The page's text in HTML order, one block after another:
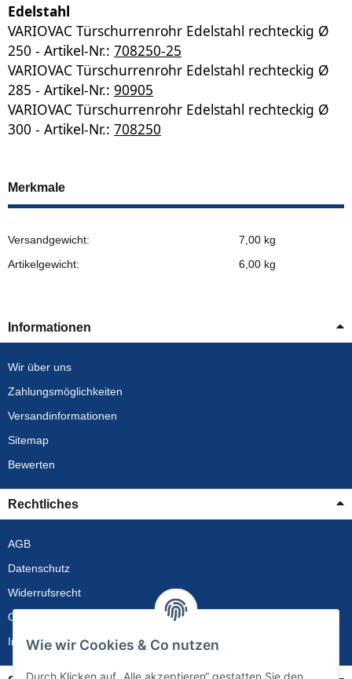
Edelstahl
VARIOVAC Türschurrenrohr Edelstahl rechteckig Ø
250 - Artikel-Nr.: 708250-25
VARIOVAC Türschurrenrohr Edelstahl rechteckig Ø
285 - Artikel-Nr.: 90905
VARIOVAC Türschurrenrohr Edelstahl rechteckig Ø
300 - Artikel-Nr.: 708250
Merkmale
Versandgewicht:
7,00 kg
Artikelgewicht:
6,00 kg
Informationen
Wir über uns
Zahlungsmöglichkeiten
Versandinformationen
Sitemap
Bewerten
Rechtliches
AGB
Datenschutz
Widerrufsrecht
Gewährleistung
Impressum
Wie wir Cookies & Co nutzen